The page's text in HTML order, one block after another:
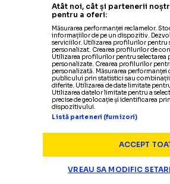
„CHIVU E DOAR ANTRENOR LA
surprinzător al luiAdrian Mutu
cine este antrenorul român al
STRANIERI
RĂZVAN MARIN, DECISIV VIDEO.
la AEK Atena + Răzvan
NATIONALA
RĂZVAN
OPTIMIST
VIDEO:Ce spune
PAOK desprebarajul
CAMPIONATE
A INTRAT CU
UMĂRUL ÎN
LUCESCU!
Momente de
antrenorii lui PAOK și
De ce sunt în
CAMPIONATE
I-AU
DEGEABA!
Deciziile arbitrilor
Răzvan Marin și
Atât noi, cât și partenerii
pentru a oferi:
Măsurarea performanței reclamelor.
informațiilor de pe un dispozitiv.
serviciilor. Utilizarea profilurilor pentru
personalizat. Crearea profilurilor de
Utilizarea profilurilor pentru selectarea
personalizate. Crearea profilurilor
personalizată. Măsurarea
publicului prin statistici sau combinații
diferite. Utilizarea de date limitate
Utilizarea datelor limitate pentru a
precise de geolocație și identificarea
dispozitivului.
Listă parteneri (furnizori)
ACCEPT
VREAU SA MODIFIC